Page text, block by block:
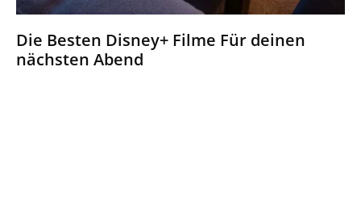
Die Besten Disney+ Filme Für deinen
nächsten Abend